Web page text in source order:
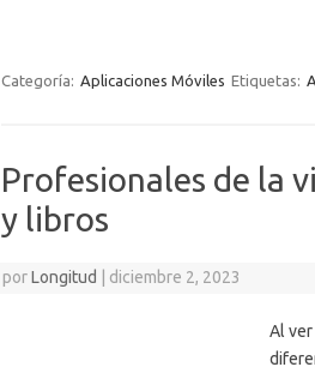
Categoría: Aplicaciones Móviles Etiquetas:
Profesionales de la
y libros
porLongitud diciembre 2, 2023
Al